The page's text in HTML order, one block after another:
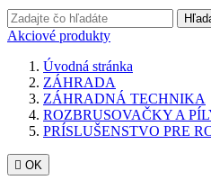
Akciové produkty
Úvodná stránka
ZÁHRADA
ZÁHRADNÁ TECHNIKA
ROZBRUSOVAČKY A
PRÍSLUŠENSTVO PRE
 OK